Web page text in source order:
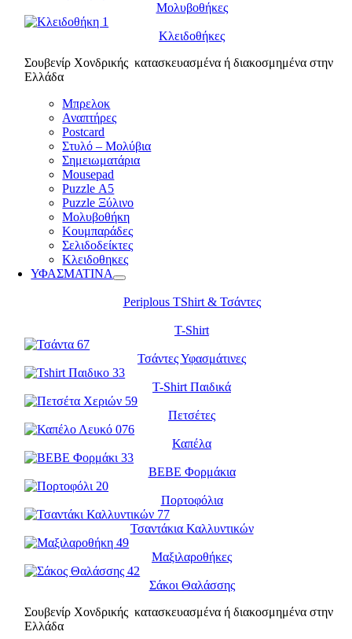
Μολυβοθήκες
Κλειδοθήκες
Σουβενίρ Χονδρικής κατασκευασμένα ή διακοσμημένα στην
Ελλάδα
Μπρελοκ
Αναπτήρες
Postcard
Στυλό – Μολύβια
Σημειωματάρια
Mousepad
Puzzle Α5
Puzzle Ξύλινο
Μολυβοθήκη
Κουμπαράδες
Σελιδοδείκτες
Κλειδοθηκες
ΥΦΑΣΜΑΤΙΝΑ
Periplous TShirt & Τσάντες
T-Shirt
Τσάντες Υφασμάτινες
T-Shirt Παιδικά
Πετσέτες
Καπέλα
BEBE Φορμάκια
Πορτοφόλια
Τσαντάκια Καλλυντικών
Μαξιλαροθήκες
Σάκοι Θαλάσσης
Σουβενίρ Χονδρικής κατασκευασμένα ή διακοσμημένα στην
Ελλάδα